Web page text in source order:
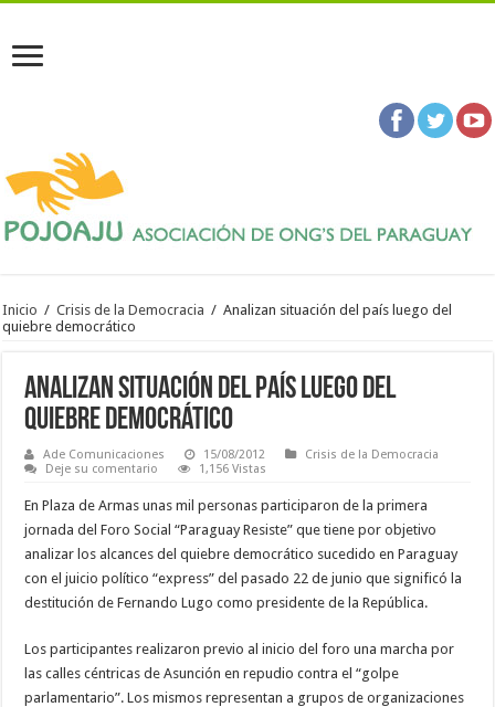
Inicio / Crisis de la Democracia / Analizan situación del país luego del
quiebre democrático
Analizan situación del país luego del
quiebre democrático
Ade Comunicaciones 15/08/2012
Crisis de la Democracia
Deje su comentario
1,156 Vistas
En Plaza de Armas unas mil personas participaron de la primera
jornada del Foro Social “Paraguay Resiste” que tiene por objetivo
analizar los alcances del quiebre democrático sucedido en Paraguay
con el juicio político “express” del pasado 22 de junio que significó la
destitución de Fernando Lugo como presidente de la República.
Los participantes realizaron previo al inicio del foro una marcha por
las calles céntricas de Asunción en repudio contra el “golpe
parlamentario”. Los mismos representan a grupos de organizaciones